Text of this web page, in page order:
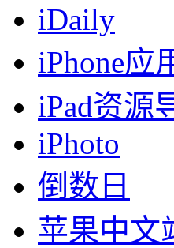
iDaily
iPhone应
iPad资源
iPhoto
倒数日
苹果中文